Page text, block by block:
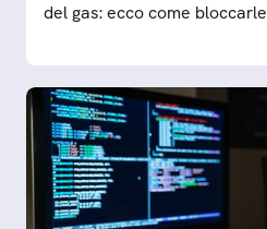
del gas: ecco come bloccarle